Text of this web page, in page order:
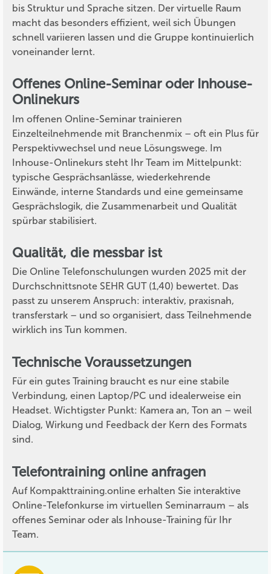
bis Struktur und Sprache sitzen. Der virtuelle Raum
macht das besonders effizient, weil sich Übungen
schnell variieren lassen und die Gruppe kontinuierlich
voneinander lernt.
Offenes Online-Seminar oder Inhouse-
Onlinekurs
Im offenen Online-Seminar trainieren
Einzelteilnehmende mit Branchenmix – oft ein Plus für
Perspektivwechsel und neue Lösungswege. Im
Inhouse-Onlinekurs steht Ihr Team im Mittelpunkt:
typische Gesprächsanlässe, wiederkehrende
Einwände, interne Standards und eine gemeinsame
Gesprächslogik, die Zusammenarbeit und Qualität
spürbar stabilisiert.
Qualität, die messbar ist
Die Online Telefonschulungen wurden 2025 mit der
Durchschnittsnote SEHR GUT (1,40) bewertet. Das
passt zu unserem Anspruch: interaktiv, praxisnah,
transferstark – und so organisiert, dass Teilnehmende
wirklich ins Tun kommen.
Technische Voraussetzungen
Für ein gutes Training braucht es nur eine stabile
Verbindung, einen Laptop/PC und idealerweise ein
Headset. Wichtigster Punkt: Kamera an, Ton an – weil
Dialog, Wirkung und Feedback der Kern des Formats
sind.
Telefontraining online anfragen
Auf Kompakttraining.online erhalten Sie interaktive
Online-Telefonkurse im virtuellen Seminarraum – als
offenes Seminar oder als Inhouse-Training für Ihr
Team.